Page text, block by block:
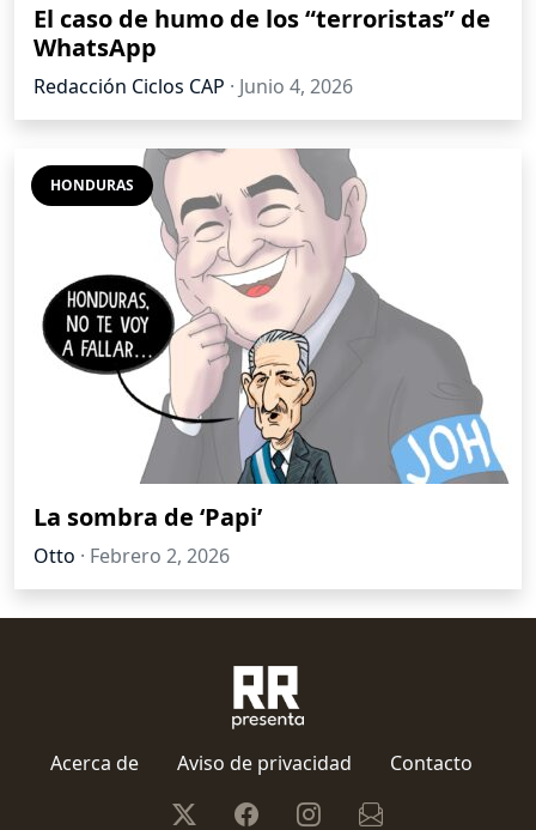
El caso de humo de los “terroristas” de
WhatsApp
Redacción Ciclos CAP · Junio 4, 2026
HONDURAS
La sombra de ‘Papi’
Otto · Febrero 2, 2026
Acerca de Aviso de privacidad Contacto